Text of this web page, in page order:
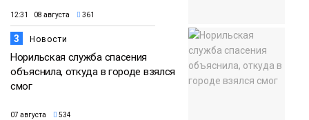
12:31 08 августа 361
3 Новости
Норильская служба спасения
объяснила, откуда в городе взялся
смог
07 августа 534